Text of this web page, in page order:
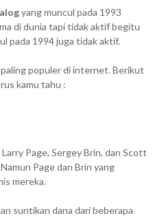
yang muncul pada 1993
di dunia tapi tidak aktif begitu
pada 1994 juga tidak aktif.
paling populer di internet. Berikut
kamu tahu :
Page, Sergey Brin, dan Scott
Page dan Brin yang
mereka.
suntikan dana dari beberapa